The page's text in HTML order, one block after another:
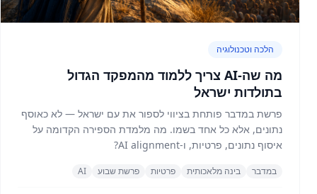
הלכה וטכנולוגיה
מה שה-AI צריך ללמוד מהמפקד הגדול
בתולדות ישראל
פרשת במדבר פותחת בציווי לספור את עם ישראל — לא כאוסף
נתונים, אלא כל אחד בשמו. מה מלמדת הספירה הקדומה על
איסוף נתונים, פרטיות, ו-AI alignment?
במדבר בינה מלאכותית פרטיות פרשת שבוע AI